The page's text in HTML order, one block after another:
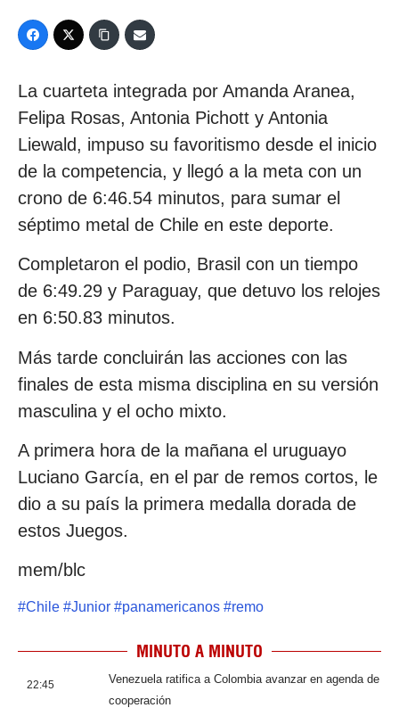
La cuarteta integrada por Amanda Aranea,
Felipa Rosas, Antonia Pichott y Antonia
Liewald, impuso su favoritismo desde el inicio
de la competencia, y llegó a la meta con un
crono de 6:46.54 minutos, para sumar el
séptimo metal de Chile en este deporte.
Completaron el podio, Brasil con un tiempo
de 6:49.29 y Paraguay, que detuvo los relojes
en 6:50.83 minutos.
Más tarde concluirán las acciones con las
finales de esta misma disciplina en su versión
masculina y el ocho mixto.
A primera hora de la mañana el uruguayo
Luciano García, en el par de remos cortos, le
dio a su país la primera medalla dorada de
estos Juegos.
mem/blc
#Chile #Junior #panamericanos #remo
MINUTO A MINUTO
22:45
Venezuela ratifica a Colombia avanzar en agenda de
cooperación